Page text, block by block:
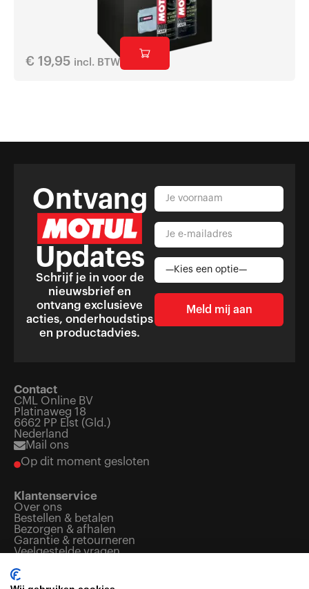
€ 19,95 incl. BTW
Ontvang
Updates
Schrijf je in voor de
nieuwsbrief en
ontvang exclusieve
acties, onderhoudstips
en productadvies.
Contact
CML Online BV
Platinaweg 18
6662 PP Elst (Gld.)
Nederland
Mail ons
Op dit moment gesloten
Klantenservice
Over ons
Bestellen & betalen
Bezorgen & afhalen
Garantie & retourneren
Veelgestelde vragen
Openingstijden